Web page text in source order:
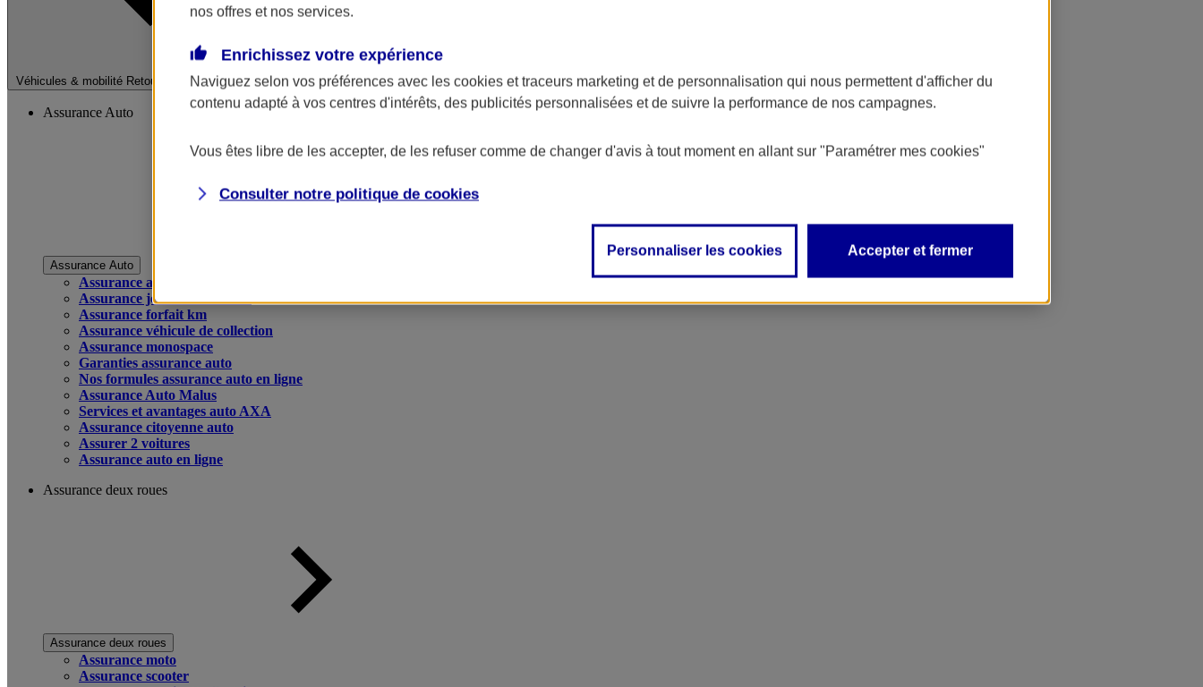
Véhicules & mobilité Retour à la section précédente
Fermer le menu principal
Assurance Auto
Assurance Auto
Assurance auto
Assurance jeune conducteur
Assurance forfait km
Assurance véhicule de collection
Assurance monospace
Garanties assurance auto
Nos formules assurance auto en ligne
Assurance Auto Malus
Services et avantages auto AXA
Assurance citoyenne auto
Assurer 2 voitures
Assurance auto en ligne
Assurance deux roues
Assurance deux roues
Assurance moto
Assurance scooter
nos offres et nos services.
Enrichissez votre expérience
Naviguez selon vos préférences avec les cookies et traceurs marketing et de personnalisation qui nous permettent d'afficher du
contenu adapté à vos centres d'intérêts, des publicités personnalisées et de suivre la performance de nos campagnes.
Vous êtes libre de les accepter, de les refuser comme de changer d'avis à tout moment en allant sur "Paramétrer mes cookies"
Consulter notre politique de cookies
Personnaliser les cookies Accepter et fermer